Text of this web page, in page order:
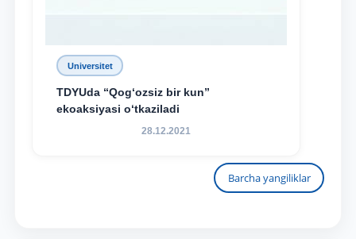
Universitet
TDYUda “Qog‘ozsiz bir kun”
ekoaksiyasi o‘tkaziladi
28.12.2021
Barcha yangiliklar